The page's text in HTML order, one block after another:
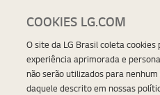
COOKIES LG.COM
O site da LG Brasil coleta
experiência aprimorada e
não serão utilizados para
daquele descrito em nossas